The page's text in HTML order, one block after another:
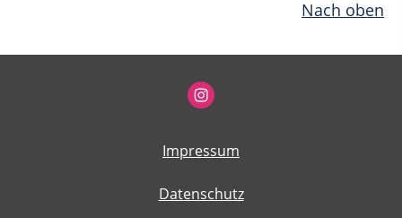
Nach oben
Impressum
Datenschutz